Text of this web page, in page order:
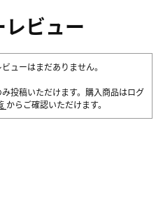
ビュー
ューはまだありません。
投稿いただけます。購入商品はログ
からご確認いただけます。